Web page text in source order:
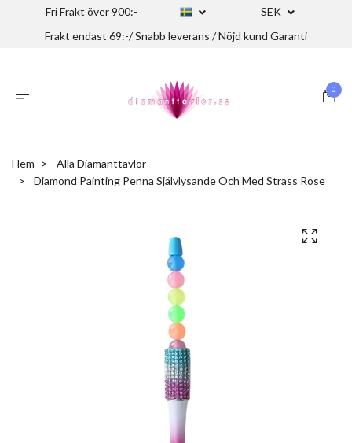
Fri Frakt över 900:-
SEK
Frakt endast 69:-/ Snabb leverans / Nöjd kund Garanti
0
Hem
Alla Diamanttavlor
Diamond Painting Penna Självlysande Och Med Strass Rose